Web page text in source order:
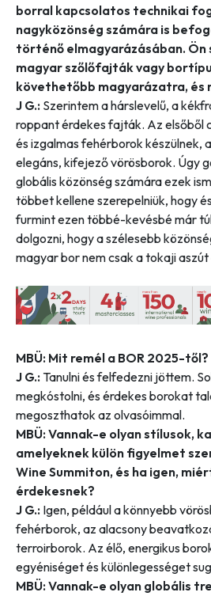
borral kapcsolatos technikai
nagyközönség számára is
történő elmagyarázásában. Ön
magyar szőlőfajták vagy
követhetőbb magyarázatra, és
J G.: Szerintem a hárslevelű, a
roppant érdekes fajták. Az elsőből
és izgalmas fehérborok készülnek,
elegáns, kifejező vörösborok. Úgy
globális közönség számára ezek
többet kellene szerepelniük, hogy
furmint ezen többé-kevésbé már
dolgozni, hogy a szélesebb
magyar bor nem csak a tokaji
MBÜ: Mit remél a BOR 2025-től?
J G.: Tanulni és felfedezni jöttem.
megkóstolni, és érdekes borokat
megoszthatok az olvasóimmal.
MBÜ: Vannak-e olyan stílusok,
amelyeknek külön figyelmet
Wine Summiton, és ha igen,
érdekesnek?
J G.: Igen, például a könnyebb
fehérborok, az alacsony
terroirborok. Az élő, energikus
egyéniséget és különlegességet
MBÜ: Vannak-e olyan globális